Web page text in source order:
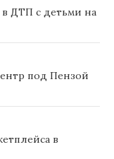
в ДТП с детьми на
под Пензой
в